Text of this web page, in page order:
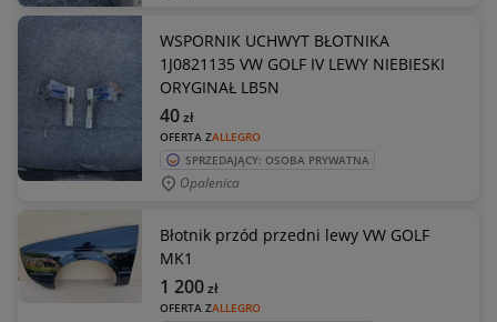
WSPORNIK UCHWYT BŁOTNIKA
1J0821135 VW GOLF IV LEWY NIEBIESKI
ORYGINAŁ LB5N
OFERTA ZALLEGRO
40zł
SPRZEDAJĄCY: OSOBA PRYWATNA
Opalenica
Błotnik przód przedni lewy VW GOLF
MK1
OFERTA ZALLEGRO
1 200zł